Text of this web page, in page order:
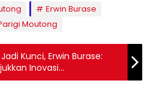
Erwin Burase
Moutong
Kunci, Erwin Burase:
Inovasi